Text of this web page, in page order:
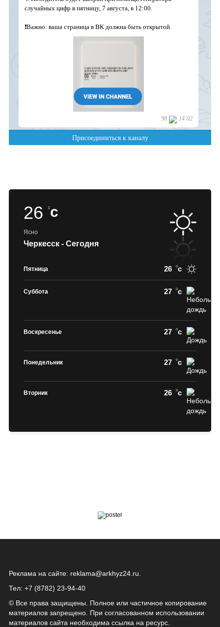
26 c
Ясно
Черкесск - Сегодня
Пятница 26 c
Суббота 27 c
Воскресенье 27 c
Понедельник 27 c
Вторник 26 c
Реклама на сайте: reklama@arkhyz24.ru
Тел: +7 (8782) 23‑94‑40
© Все права защищены. Полное или частичное копирование
материалов запрещено. При согласованном использовании
материалов сайта необходима ссылка на ресурс.